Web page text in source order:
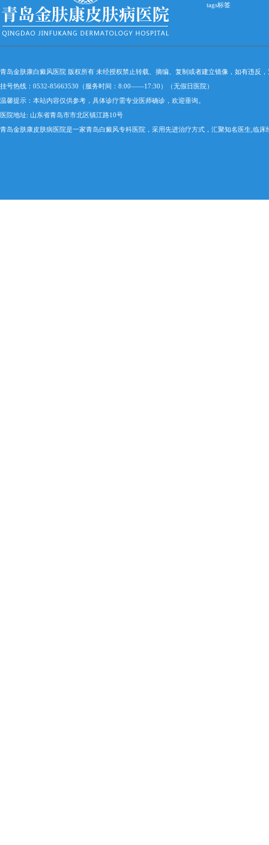
tags标签
青岛金肤康白癜风医院 版权所有 未经授权禁止转载、摘编、复制或者建立镜像，如有违反
挂号热线：0532-85663530（服务时间：8:00——17:30）（无假日医院）
温馨提示：本站内容仅供参考，具体诊疗需专业医师确诊，欢迎垂询。
医院地址: 山东省青岛市市北区镇江路10号
青岛金肤康皮肤病医院是一家青岛白癜风专科医院，采用先进治疗方式，汇聚知名医生,临床